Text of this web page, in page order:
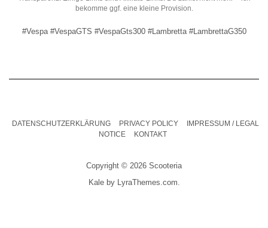
bekomme ggf. eine kleine Provision.
#Vespa #VespaGTS #VespaGts300 #Lambretta #LambrettaG350
DATENSCHUTZERKLÄRUNG PRIVACY POLICY
IMPRESSUM / LEGAL
NOTICE
KONTAKT
Copyright © 2026 Scooteria
Kaleby LyraThemes.com.